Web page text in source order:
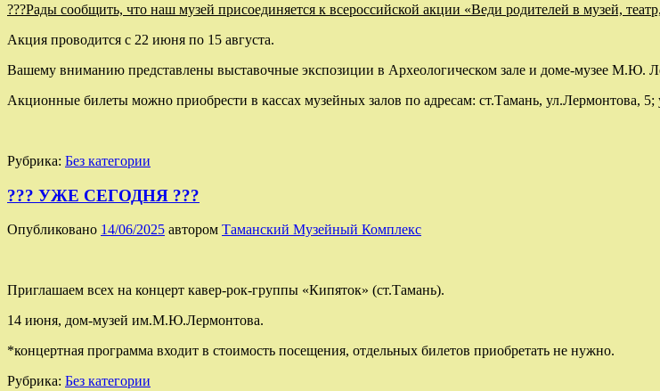
???Рады сообщить, что наш музей присоединяется к всероссийской акции «Веди родителей в музей,
Акция проводится с 22 июня по 15 августа.
Вашему вниманию представлены выставочные экспозиции в Археологическом зале и доме-музее М.Ю.
Акционные билеты можно приобрести в кассах музейных залов по адресам: ст.Тамань, ул.Лермонтова, 5;
Рубрика: Без категории
??? УЖЕ СЕГОДНЯ ???
Опубликовано 14/06/2025 автором Таманский Музейный Комплекс
Приглашаем всех на концерт кавер-рок-группы «Кипяток» (ст.Тамань).
14 июня, дом-музей им.М.Ю.Лермонтова.
*концертная программа входит в стоимость посещения, отдельных билетов приобретать не нужно.
Рубрика: Без категории